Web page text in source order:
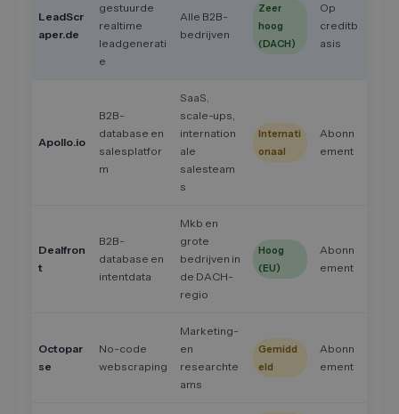
LeadScr
aper.de
gestuurde
realtime
leadgenerati
e
Alle B2B-
bedrijven
Zeer
hoog
(DACH)
Op
creditb
asis
Apollo.io
B2B-
database en
salesplatfor
m
SaaS,
scale-ups,
internation
ale
salesteam
s
Internati
onaal
Abonn
ement
Dealfron
t
B2B-
database en
intentdata
Mkb en
grote
bedrijven in
de DACH-
regio
Hoog
(EU)
Abonn
ement
Octopar
se
No-code
webscraping
Marketing-
en
researchte
ams
Gemidd
eld
Abonn
ement